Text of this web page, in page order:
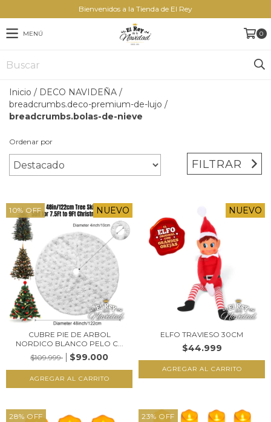
Bienvenidos a la Tienda de El Rey
MENÚ 0
Inicio / DECO NAVIDEÑA /
breadcrumbs.deco-premium-de-lujo /
breadcrumbs.bolas-de-nieve
Ordenar por
FILTRAR
10% OFF NUEVO
CUBRE PIE DE ARBOL
NORDICO BLANCO PELO C...
$109.999
$99.000
NUEVO
ELFO TRAVIESO 30CM
$44.999
28% OFF 23% OFF